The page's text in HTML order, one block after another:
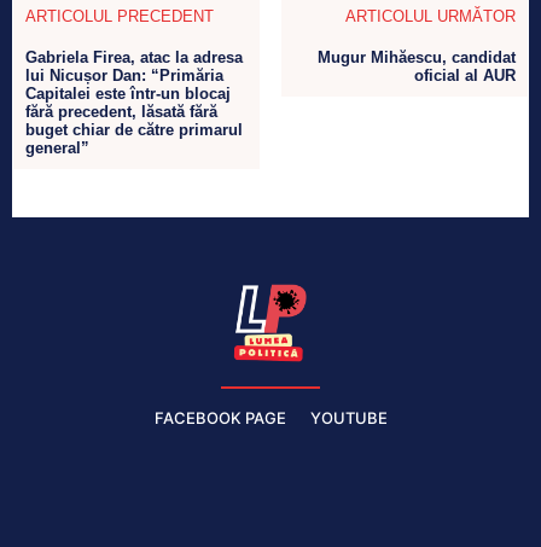
ARTICOLUL PRECEDENT
Gabriela Firea, atac la adresa
lui Nicușor Dan: “Primăria
Capitalei este într-un blocaj
fără precedent, lăsată fără
buget chiar de către primarul
general”
ARTICOLUL URMĂTOR
Mugur Mihăescu, candidat
oficial al AUR
FACEBOOK PAGE YOUTUBE